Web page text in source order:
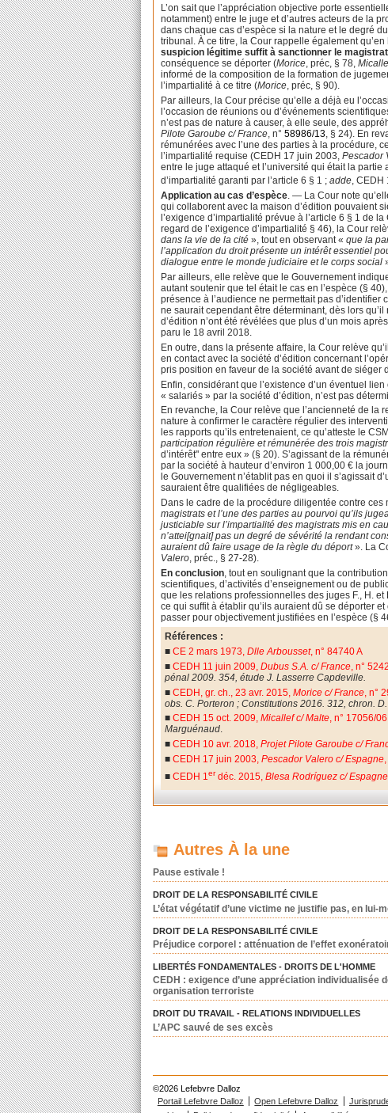
L’on sait que l’appréciation objective porte
notamment) entre le juge et d’autres acteurs de la
dans chaque cas d’espèce si la nature et le degré
tribunal. À ce titre, la Cour rappelle également
suspicion légitime suffit à sanctionner le magistrat
conséquence se déporter (Morice, préc, § 78,
informé de la composition de la formation de
l’impartialité à ce titre (Morice, préc, § 90).
Par ailleurs, la Cour précise qu’elle a déjà eu
l’occasion de réunions ou d’événements
n’est pas de nature à causer, à elle seule, des
Pilote Garoube c/ France, n°58986/13, § 24). En
rémunérées avec l’une des parties à la procédure,
l’impartialité requise (CEDH 17 juin 2003,Pescador
entre le juge attaqué et l’université qui était la
d’impartialité garanti par l’article 6 § 1 ;adde, CEDH
Application au cas d’espèce. — La Cour note
qui collaborent avec la maison d’édition pouvaient
l’exigence d’impartialité prévue à l’article 6 § 1 de
regard de l’exigence d’impartialité § 46), la Cour
dans la vie de la cité », tout en observant «que la
l’application du droit présente un intérêt essentiel
dialogue entre le monde judiciaire et le corps social
Par ailleurs, elle relève que le Gouvernement
autant soutenir que tel était le cas en l’espèce (§
présence à l’audience ne permettait pas
ne saurait cependant être déterminant, dès lors
d’édition n’ont été révélées que plus d’un mois
paru le 18 avril 2018.
En outre, dans la présente affaire, la Cour relève
en contact avec la société d’édition concernant
pris position en faveur de la société avant de siéger
Enfin, considérant que l’existence d’un éventuel
« salariés » par la société d’édition, n’est pas
En revanche, la Cour relève que l’ancienneté de la
nature à confirmer le caractère régulier des
les rapports qu’ils entretenaient, ce qu’atteste le
participation régulière et rémunérée des trois
d’intérêt" entre eux » (§ 20). S’agissant de la
par la société à hauteur d’environ 1 000,00 € la
le Gouvernement n’établit pas en quoi il s’agissait
sauraient être qualifiées de négligeables.
Dans le cadre de la procédure diligentée contre
magistrats et l’une des parties au pourvoi qu’ils
justiciable sur l’impartialité des magistrats mis en
n’attei[gnait] pas un degré de sévérité la rendant
auraient dû faire usage de la règle du déport». La
Valero, préc., § 27-28).
En conclusion, tout en soulignant que la
scientifiques, d’activités d’enseignement ou de
que les relations professionnelles des juges F., H.
ce qui suffit à établir qu’ils auraient dû se déporter
passer pour objectivement justifiées en l’espèce (§
Références :
■CE 2 mars 1973,Dlle Arbousset, n° 84740 A
■CEDH 11 juin 2009,Dubus S.A. c/ France , n°
pénal 2009. 354, étude J. Lasserre Capdeville.
■CEDH, gr. ch., 23 avr. 2015,Morice c/ France , n°
obs. C. Porteron ; Constitutions 2016. 312, chron.
■CEDH 15 oct. 2009,Micallef c/ Malte, n° 17056/06
Marguénaud.
■CEDH 10 avr. 2018,Projet Pilote Garoube c/
■CEDH 17 juin 2003,Pescador Valero c/ Espagne
■CEDH 1er déc. 2015,Blesa Rodríguez c/ Espagne
Autres À la une
Pause estivale !
DROIT DE LA RESPONSABILITÉ CIVILE
L’état végétatif d’une victime ne justifie pas, en lui-
DROIT DE LA RESPONSABILITÉ CIVILE
Préjudice corporel : atténuation de l’effet
LIBERTÉS FONDAMENTALES - DROITS DE L'HOMME
CEDH : exigence d’une appréciation individualisée
organisation terroriste
DROIT DU TRAVAIL - RELATIONS INDIVIDUELLES
L’APC sauvé de ses excès
©2026 Lefebvre Dalloz
Portail Lefebvre Dalloz
Open Lefebvre Dalloz